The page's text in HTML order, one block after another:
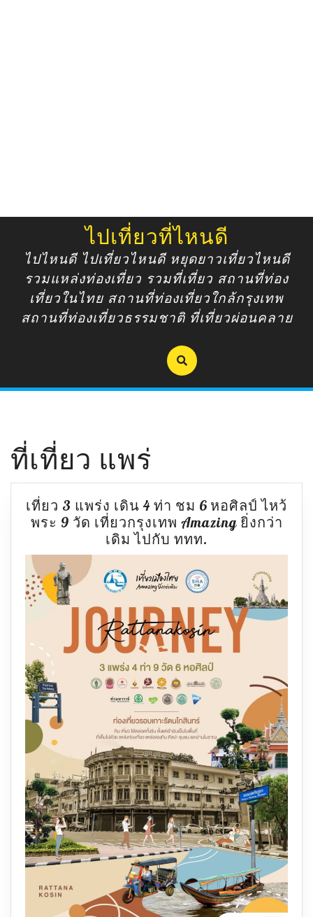
content
ไปเที่ยวที่ไหนดี
ไปไหนดี ไปเที่ยวไหนดี หยุดยาวเที่ยวไหนดี
รวมแหล่งท่องเที่ยว รวมที่เที่ยว สถานที่ท่อง
เที่ยวในไทย สถานที่ท่องเที่ยวใกล้กรุงเทพ
สถานที่ท่องเที่ยวธรรมชาติ ที่เที่ยวผ่อนคลาย
ที่เที่ยว แพร่
เที่ยว 3 แพร่ง เดิน 4 ท่า ชม 6 หอศิลป์ ไหว้
พระ 9 วัด เที่ยวกรุงเทพ Amazing ยิ่งกว่า
เดิม ไปกับ ททท.
3
แพร่ง
เดิน
4
ท่า
ชม
6
หอ
ศิลป์
ไหว้
พระ
9
วัด
เที่ยว
กรุงเทพ
Amazing
ยิ่ง
กว่า
เดิม
ไป
กับ
ททท.